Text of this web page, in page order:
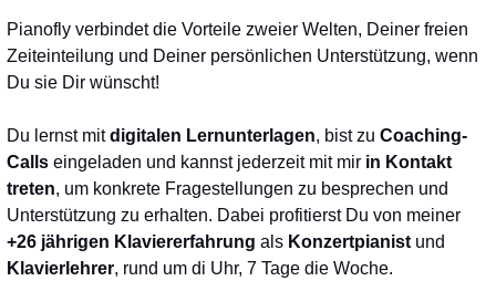
Pianofly verbindet die Vorteile zweier Welten, Deiner freien
Zeiteinteilung und Deiner persönlichen Unterstützung, wenn
Du sie Dir wünscht!
Du lernst mitdigitalen Lernunterlagen, bist zu Coaching-
Calls eingeladen und kannst jederzeit mit mir in Kontakt
treten, um konkrete Fragestellungen zu besprechen und
Unterstützung zu erhalten. Dabei profitierst Du von meiner
+26 jährigen Klaviererfahrung als Konzertpianist und
Klavierlehrer, rund um di Uhr, 7 Tage die Woche.